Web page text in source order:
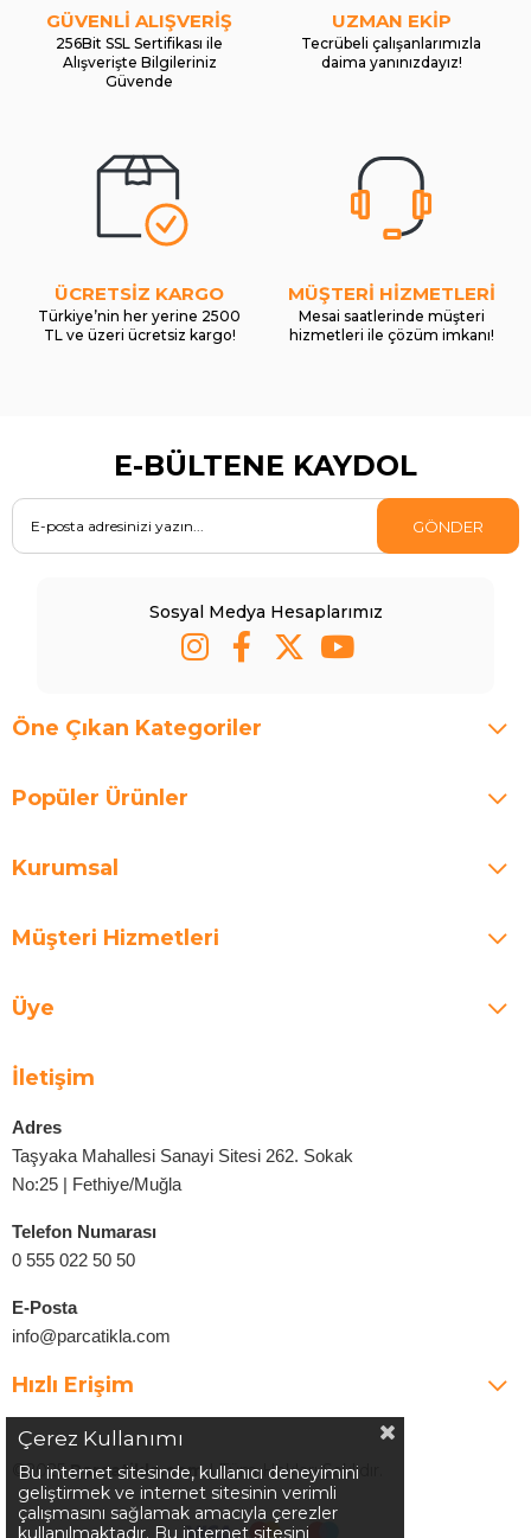
GÜVENLİ ALIŞVERİŞ
256Bit SSL Sertifikası ile
Alışverişte Bilgileriniz
Güvende
UZMAN EKİP
Tecrübeli çalışanlarımızla
daima yanınızdayız!
ÜCRETSİZ KARGO
Türkiye’nin her yerine 2500
TL ve üzeri ücretsiz kargo!
MÜŞTERİ HİZMETLERİ
Mesai saatlerinde müşteri
hizmetleri ile çözüm imkanı!
E-BÜLTENE KAYDOL
GÖNDER
Sosyal Medya Hesaplarımız
Öne Çıkan Kategoriler
Popüler Ürünler
Kurumsal
Müşteri Hizmetleri
Üye
İletişim
Adres
Taşyaka Mahallesi Sanayi Sitesi 262. Sokak
No:25 | Fethiye/Muğla
Telefon Numarası
0 555 022 50 50
E-Posta
info@parcatikla.com
Hızlı Erişim
©2025Parcatikla.com| Tüm Hakları Saklıdır.
Çerez Kullanımı
Bu internet sitesinde, kullanıcı deneyimini
geliştirmek ve internet sitesinin verimli
çalışmasını sağlamak amacıyla çerezler
kullanılmaktadır. Bu internet sitesini